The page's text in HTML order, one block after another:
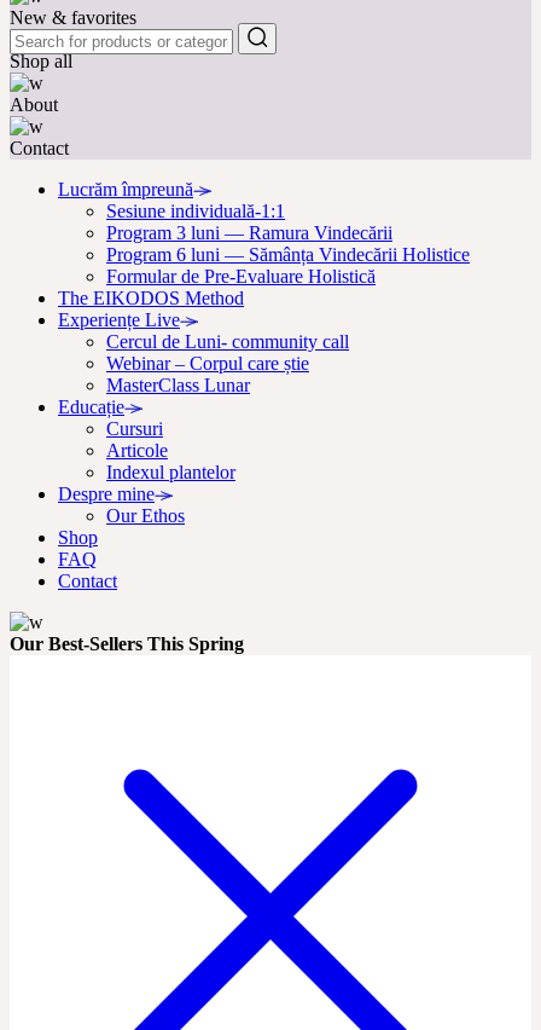
New & favorites
Shop all
About
Contact
Lucrăm împreună
Sesiune individuală-1:1
Program 3 luni — Ramura Vindecării
Program 6 luni — Sămânța Vindecării Holistice
Formular de Pre-Evaluare Holistică
The EIKODOS Method
Experiențe Live
Cercul de Luni- community call
Webinar – Corpul care știe
MasterClass Lunar
Educație
Cursuri
Articole
Indexul plantelor
Despre mine
Our Ethos
Shop
FAQ
Contact
Our Best-Sellers This Spring